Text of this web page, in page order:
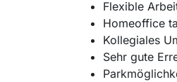
Flexible
Homeoffice
Kollegiales
Sehr gute